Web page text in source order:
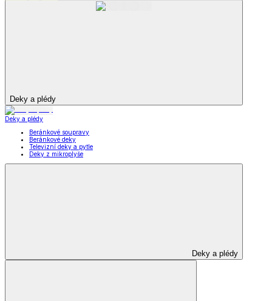
Deky a plédy
Deky a plédy
Beránkové soupravy
Beránkové deky
Televizní deky a pytle
Deky z mikroplyše
Deky a plédy